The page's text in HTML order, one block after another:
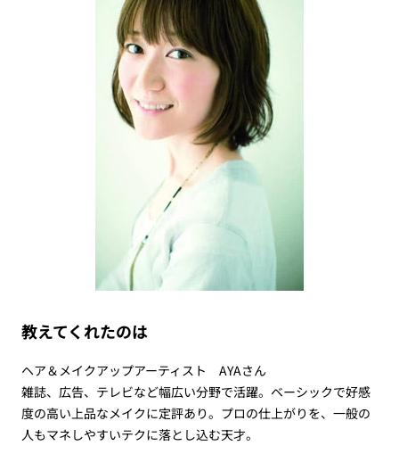
教えてくれたのは
ヘア＆メイクアップアーティスト AYAさん
雑誌、広告、テレビなど幅広い分野で活躍。ベーシックで好感
度の高い上品なメイクに定評あり。プロの仕上がりを、一般の
人もマネしやすいテクに落とし込む天才。